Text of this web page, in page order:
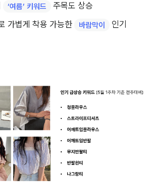
‘여름’ 키워드
주목도 상승
가볍게 착용 가능한
바람막이 인기